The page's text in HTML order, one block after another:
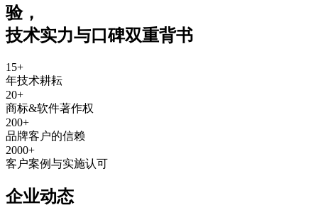
验，
技术实力与口碑双重背书
15+
年技术耕耘
20+
商标&软件著作权
200+
品牌客户的信赖
2000+
客户案例与实施认可
企业动态